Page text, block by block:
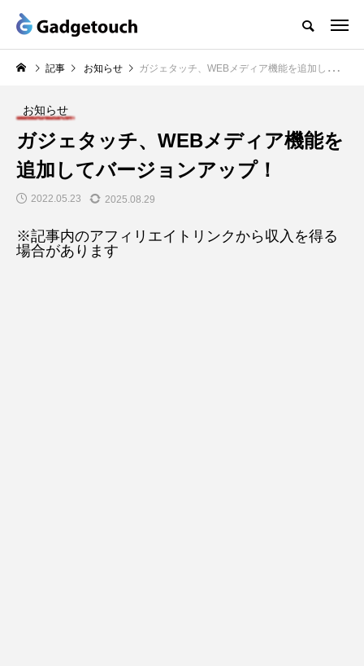
記事 お知らせ ガジェタッチ、WEBメディア機能を追加してバージョンアップ！
お知らせ
ガジェタッチ、WEBメディア機能を
追加してバージョンアップ！
2022.05.23 2025.08.29
※記事内のアフィリエイトリンクから収入を得る
場合があります